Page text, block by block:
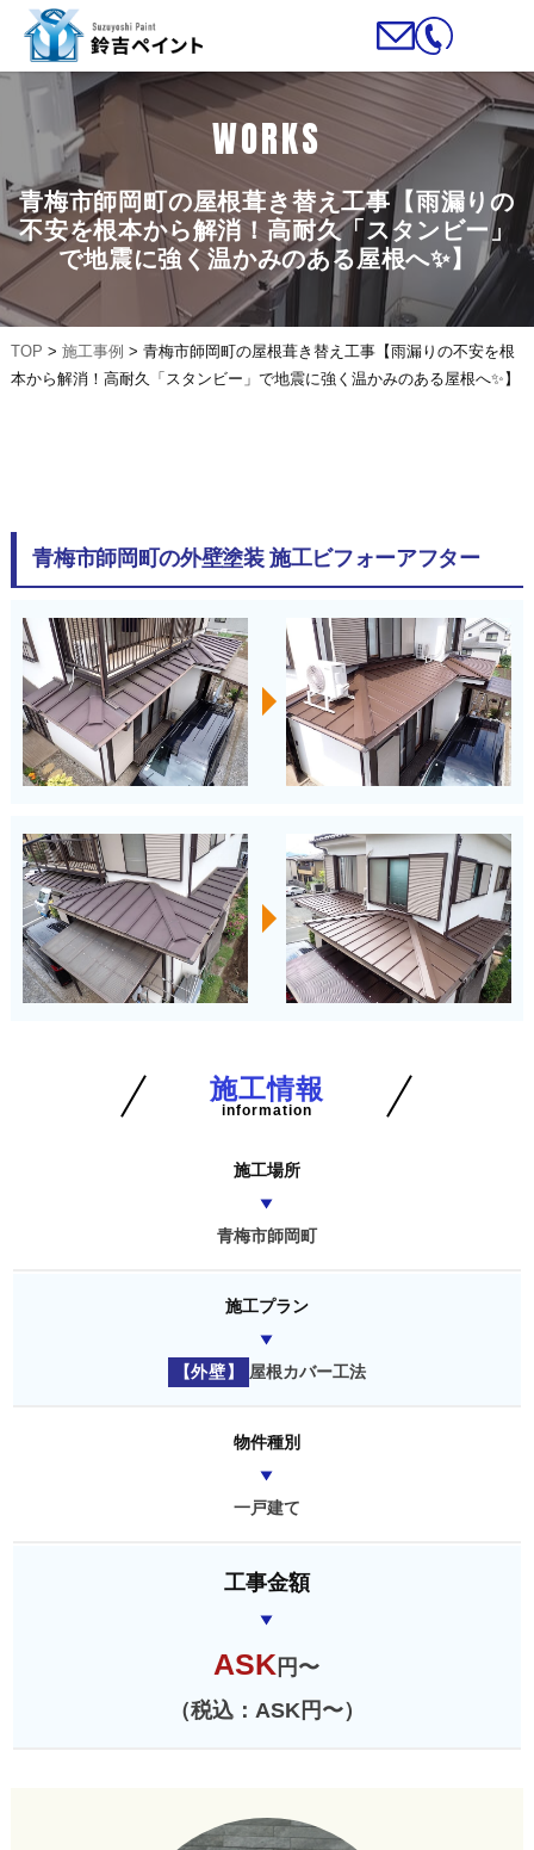
WORKS
青梅市師岡町の屋根葺き替え工事【雨漏りの
不安を根本から解消！高耐久「スタンビー」
で地震に強く温かみのある屋根へ✨】
TOP > 施工事例 > 青梅市師岡町の屋根葺き替え工事【雨漏りの不安を根
本から解消！高耐久「スタンビー」で地震に強く温かみのある屋根へ✨】
青梅市師岡町の外壁塗装 施工ビフォーアフター
施工情報
information
施工場所
青梅市師岡町
施工プラン
【外壁】 屋根カバー工法
物件種別
一戸建て
工事金額
ASK 円〜
（税込：ASK円〜）